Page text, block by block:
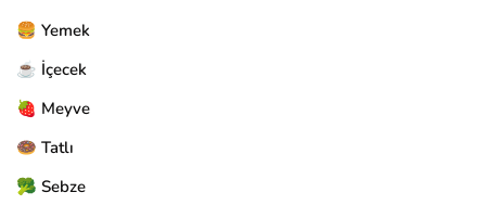
🍔 Yemek
☕ İçecek
🍓 Meyve
🍩 Tatlı
🥦 Sebze